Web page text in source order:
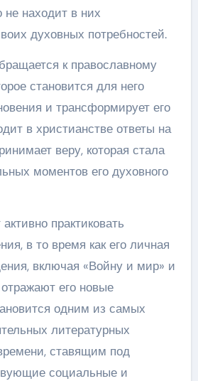
не находит в них
духовных потребностей.
к православному
становится для него
и трансформирует его
в христианстве ответы на
веру, которая стала
моментов его духовного
практиковать
в то время как его личная
включая «Войну и мир» и
его новые
одним из самых
литературных
ставящим под
социальные и